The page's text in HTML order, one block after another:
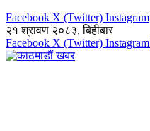
Facebook X (Twitter) Instagram
२१ श्रावण २०८३, बिहीबार
Facebook X (Twitter) Instagram